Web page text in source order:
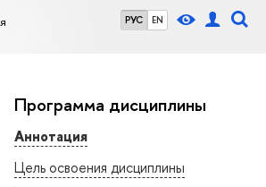
РУС EN
Программа дисциплины
Аннотация
Цель освоения дисциплины